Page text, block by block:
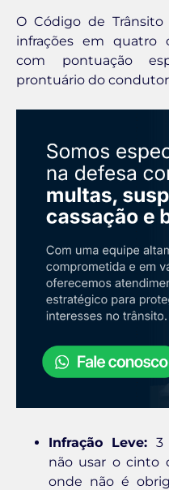
O Código de Trânsito
infrações em quatro
com pontuação
prontuário do
Infração Leve: 3
não usar o cinto
onde não é